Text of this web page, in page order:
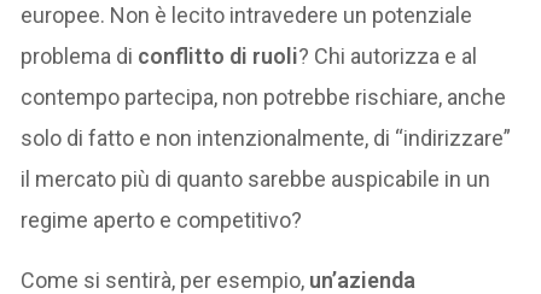
europee. Non è lecito intravedere un potenziale
problema di conflitto di ruoli? Chi autorizza e al
contempo partecipa, non potrebbe rischiare, anche
solo di fatto e non intenzionalmente, di “indirizzare”
il mercato più di quanto sarebbe auspicabile in un
regime aperto e competitivo?
Come si sentirà, per esempio, un’azienda